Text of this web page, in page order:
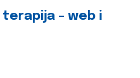
terapija - web i